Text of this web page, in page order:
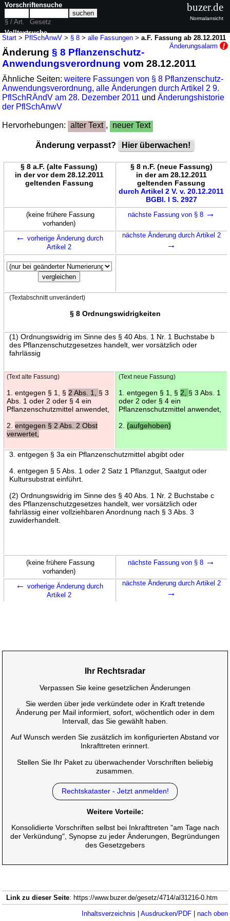
Start > PflSchAnwV > § 8 >alle Fassungen >a.F. Fassung ab 28.12.2011
Änderungsalarm
Änderung§ 8 Pflanzenschutz-
Anwendungsverordnung vom 28.12.2011
Ähnliche Seiten:weitere Fassungen von § 8 Pflanzenschutz-
Anwendungsverordnung,alle Änderungen durch Artikel 2 9.
PflSchRÄndV am 28. Dezember 2011 undÄnderungshistorie
der PflSchAnwV
Hervorhebungen: alter Text , neuer Text
Änderung verpasst? Hier überwachen!
§ 8 a.F. (alte Fassung)
in der vor dem 28.12.2011
geltenden Fassung
§ 8 n.F. (neue Fassung)
in der am 28.12.2011
geltenden Fassung
durch Artikel 2 V. v. 20.12.2011
BGBl. I S. 2927
(keine frühere Fassung
vorhanden)
nächste Fassung von § 8 →
← vorherige Änderung durch
Artikel 2
nächste Änderung durch Artikel 2
→
(Textabschnitt unverändert)
§ 8 Ordnungswidrigkeiten
(1) Ordnungswidrig im Sinne des § 40 Abs. 1 Nr. 1 Buchstabe b
des Pflanzenschutzgesetzes handelt, wer vorsätzlich oder
fahrlässig
(Text alte Fassung)
1. entgegen § 1, § 2 Abs. 1, § 3
Abs. 1 oder 2 oder § 4 ein
Pflanzenschutzmittel anwendet,
2. entgegen § 2 Abs. 2 Obst
verwertet,
(Text neue Fassung)
1. entgegen § 1, § 2, § 3 Abs. 1
oder 2 oder § 4 ein
Pflanzenschutzmittel anwendet,
2. (aufgehoben)
3. entgegen § 3a ein Pflanzenschutzmittel abgibt oder
4. entgegen § 5 Abs. 1 oder 2 Satz 1 Pflanzgut, Saatgut oder
Kultursubstrat einführt.
(2) Ordnungswidrig im Sinne des § 40 Abs. 1 Nr. 2 Buchstabe c
des Pflanzenschutzgesetzes handelt, wer vorsätzlich oder
fahrlässig einer vollziehbaren Anordnung nach § 3 Abs. 3
zuwiderhandelt.
(keine frühere Fassung
vorhanden)
nächste Fassung von § 8 →
← vorherige Änderung durch
Artikel 2
nächste Änderung durch Artikel 2
→
Vorschriftensuche
§ / Art.
Gesetz
Volltextsuche
nur in PflSchAnwV
buzer.de
Normalansicht
Ihr Rechtsradar
Verpassen Sie keine gesetzlichen Änderungen
Sie werden über jede verkündete oder in Kraft tretende
Änderung per Mail informiert, sofort, wöchentlich oder in dem
Intervall, das Sie gewählt haben.
Auf Wunsch werden Sie zusätzlich im konfigurierten Abstand vor
Inkrafttreten erinnert.
Stellen Sie Ihr Paket zu überwachender Vorschriften beliebig
zusammen.
Rechtskataster - Jetzt anmelden!
Weitere Vorteile:
Konsolidierte Vorschriften selbst bei Inkrafttreten "am Tage nach
der Verkündung", Synopse zu jeder Änderungen, Begründungen
des Gesetzgebers
Link zu dieser Seite: https://www.buzer.de/gesetz/4714/al31216-0.htm
Inhaltsverzeichnis Ausdrucken/PDF| nach oben